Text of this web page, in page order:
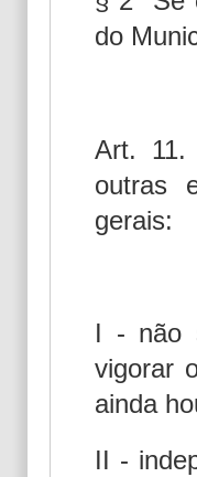
do
Art. 11.
outras
gerais:
I - não
vigorar
ainda
II -